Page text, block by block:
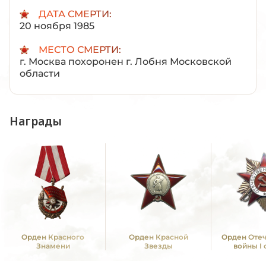
ДАТА СМЕРТИ:
20 ноября 1985
МЕСТО СМЕРТИ:
г. Москва похоронен г. Лобня Московской
области
Награды
Орден Красного
Знамени
Орден Красной
Звезды
Орден
войны I